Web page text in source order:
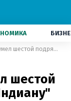
NBA. "Денвер" не сумел шестой подряд переиграть "Индиану"
шестой